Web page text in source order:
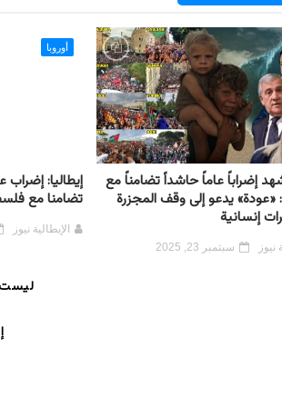
إضراباً عاماً حاشداً تضامناً مع
يدعو إلى وقف المجزرة
إنسانية
نيوز سبتمبر 23, 2025
أوروبا
إيطاليا:
تضامنا مع
الإيطالية نيوز